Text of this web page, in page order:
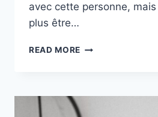
avec cette personne,
plus être…
READ MORE 7
FAIRE
REGRETTER